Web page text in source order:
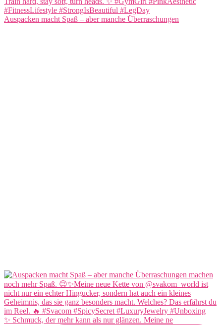
Auspacken macht Spaß – aber manche Überraschungen
✨ Schmuck, der mehr kann als nur glänzen. Meine ne